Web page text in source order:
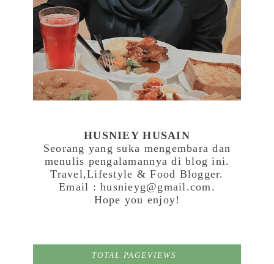
HUSNIEY HUSAIN
Seorang yang suka mengembara dan
menulis pengalamannya di blog ini.
Travel,Lifestyle & Food Blogger.
Email : husnieyg@gmail.com.
Hope you enjoy!
TOTAL PAGEVIEWS